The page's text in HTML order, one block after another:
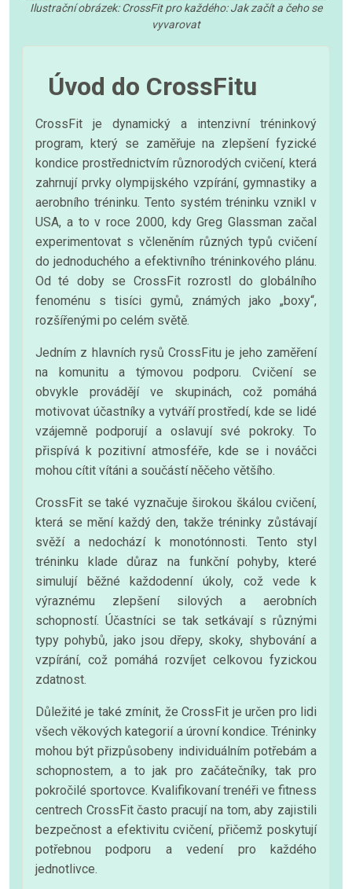
Ilustrační obrázek: CrossFit pro každého: Jak začít a čeho se
vyvarovat
Úvod do CrossFitu
CrossFit je dynamický a intenzivní tréninkový
program, který se zaměřuje na zlepšení fyzické
kondice prostřednictvím různorodých cvičení, která
zahrnují prvky olympijského vzpírání, gymnastiky a
aerobního tréninku. Tento systém tréninku vznikl v
USA, a to v roce 2000, kdy Greg Glassman začal
experimentovat s včleněním různých typů cvičení
do jednoduchého a efektivního tréninkového plánu.
Od té doby se CrossFit rozrostl do globálního
fenoménu s tisíci gymů, známých jako „boxy“,
rozšířenými po celém světě.
Jedním z hlavních rysů CrossFitu je jeho zaměření
na komunitu a týmovou podporu. Cvičení se
obvykle provádějí ve skupinách, což pomáhá
motivovat účastníky a vytváří prostředí, kde se lidé
vzájemně podporují a oslavují své pokroky. To
přispívá k pozitivní atmosféře, kde se i nováčci
mohou cítit vítáni a součástí něčeho většího.
CrossFit se také vyznačuje širokou škálou cvičení,
která se mění každý den, takže tréninky zůstávají
svěží a nedochází k monotónnosti. Tento styl
tréninku klade důraz na funkční pohyby, které
simulují běžné každodenní úkoly, což vede k
výraznému zlepšení silových a aerobních
schopností. Účastníci se tak setkávají s různými
typy pohybů, jako jsou dřepy, skoky, shybování a
vzpírání, což pomáhá rozvíjet celkovou fyzickou
zdatnost.
Důležité je také zmínit, že CrossFit je určen pro lidi
všech věkových kategorií a úrovní kondice. Tréninky
mohou být přizpůsobeny individuálním potřebám a
schopnostem, a to jak pro začátečníky, tak pro
pokročilé sportovce. Kvalifikovaní trenéři ve fitness
centrech CrossFit často pracují na tom, aby zajistili
bezpečnost a efektivitu cvičení, přičemž poskytují
potřebnou podporu a vedení pro každého
jednotlivce.